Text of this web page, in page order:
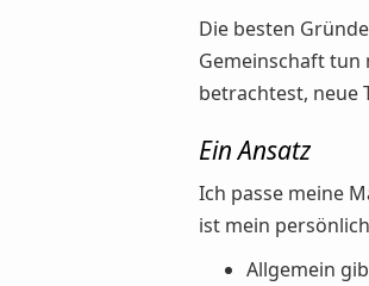
Die besten
Gemeinschaft tun
betrachtest, neue
Ein Ansatz
Ich passe meine
ist mein
Allgemein